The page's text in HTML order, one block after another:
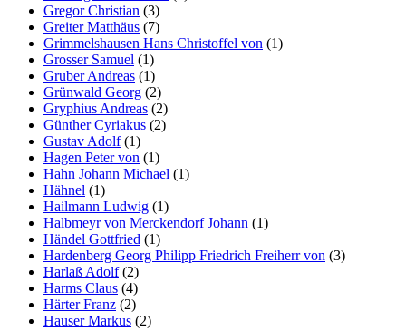
Gregor Christian (3)
Greiter Matthäus (7)
Grimmelshausen Hans Christoffel von (1)
Grosser Samuel (1)
Gruber Andreas (1)
Grünwald Georg (2)
Gryphius Andreas (2)
Günther Cyriakus (2)
Gustav Adolf(1)
Hagen Peter von (1)
Hahn Johann Michael (1)
Hähnel (1)
Hailmann Ludwig (1)
Halbmeyr von Merckendorf Johann (1)
Händel Gottfried (1)
Hardenberg Georg Philipp Friedrich Freiherr von (3)
Harlaß Adolf(2)
Harms Claus (4)
Härter Franz (2)
Hauser Markus (2)